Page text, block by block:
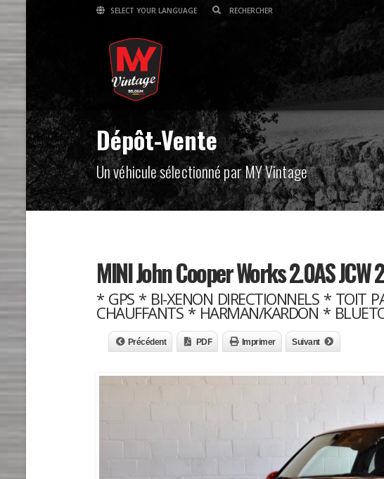
SELECT YOUR LANGUAGE
Dépôt-Vente
Un véhicule sélectionné par MY Vintage
MINI John Cooper Works 2.0AS JCW
* GPS * BI-XENON DIRECTIONNELS * TOIT
CHAUFFANTS * HARMAN/KARDON *
Précédent PDF Imprimer Suivant